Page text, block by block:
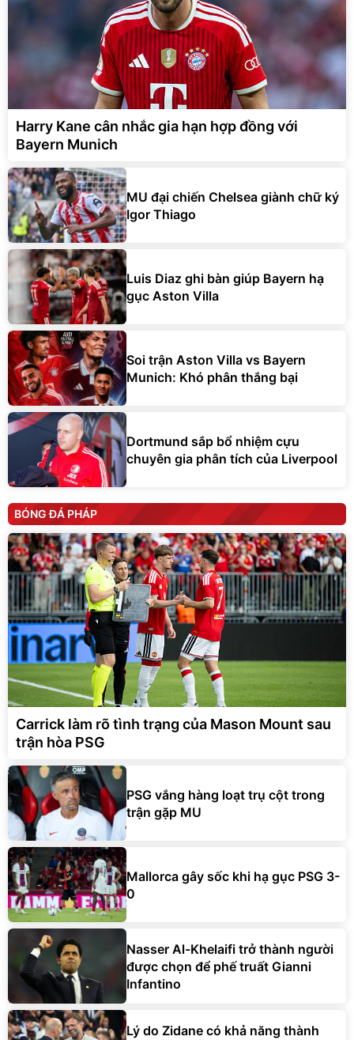
Harry Kane cân nhắc gia hạn hợp đồng với
Bayern Munich
MU đại chiến Chelsea giành chữ ký
Igor Thiago
Luis Diaz ghi bàn giúp Bayern hạ
gục Aston Villa
Soi trận Aston Villa vs Bayern
Munich: Khó phân thắng bại
Dortmund sắp bổ nhiệm cựu
chuyên gia phân tích của Liverpool
BÓNG ĐÁ PHÁP
Carrick làm rõ tình trạng của Mason Mount sau
trận hòa PSG
PSG vắng hàng loạt trụ cột trong
trận gặp MU
Mallorca gây sốc khi hạ gục PSG 3-
0
Nasser Al-Khelaifi trở thành người
được chọn để phế truất Gianni
Infantino
Lý do Zidane có khả năng thành